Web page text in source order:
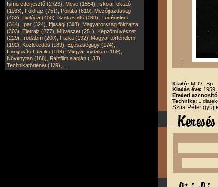
Ismeretterjesztő (2723), Mese (1554), Iskolai, oktató
(1163), Földrajz (751), Politika (610), Mezőgazdaság
(452), Biológia (450), Szakoktató (398), Történelem
(344), Ipar (324), Ifjúsági (308), Magyarország földrajza
(303), Életrajz (277), Művészet (251), Képzőművészet
(229), Irodalom (200), Fizika (192), Magyar történelem
(192), Közlekedés (189), Egészségügy (174),
Hangosított diafilm (169), Magyar irodalom (169),
Növénytan (168), Rajzfilm alapján (133),
Technikatörténet (129),
1
Kiadó: MDV., Bp.
Kiadás éve: 1959
Eredeti
Technika: 1
Szira Péter